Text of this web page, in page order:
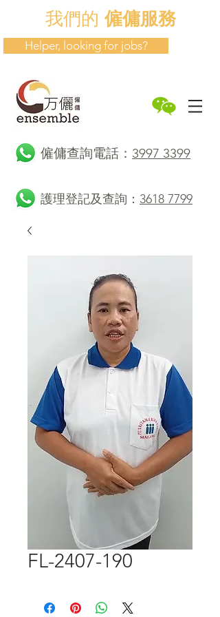
我們的僱傭服務
Helper, looking for jobs?
​僱傭查詢電話： 3997 3399
護理登記及查詢： 3618 7799
FL-2407-190